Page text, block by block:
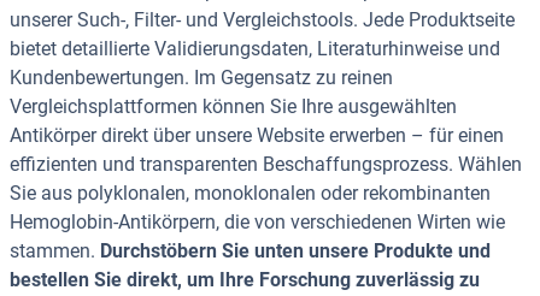
unserer Such-, Filter- und Vergleichstools. Jede Produktseite
bietet detaillierte Validierungsdaten, Literaturhinweise und
Kundenbewertungen. Im Gegensatz zu reinen
Vergleichsplattformen können Sie Ihre ausgewählten
Antikörper direkt über unsere Website erwerben – für einen
effizienten und transparenten Beschaffungsprozess. Wählen
Sie aus polyklonalen, monoklonalen oder rekombinanten
Hemoglobin-Antikörpern, die von verschiedenen Wirten wie
stammen. Durchstöbern Sie unten unsere Produkte und
bestellen Sie direkt, um Ihre Forschung zuverlässig zu